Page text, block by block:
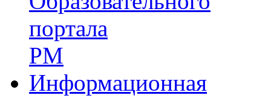
портала
РМ
Информационная